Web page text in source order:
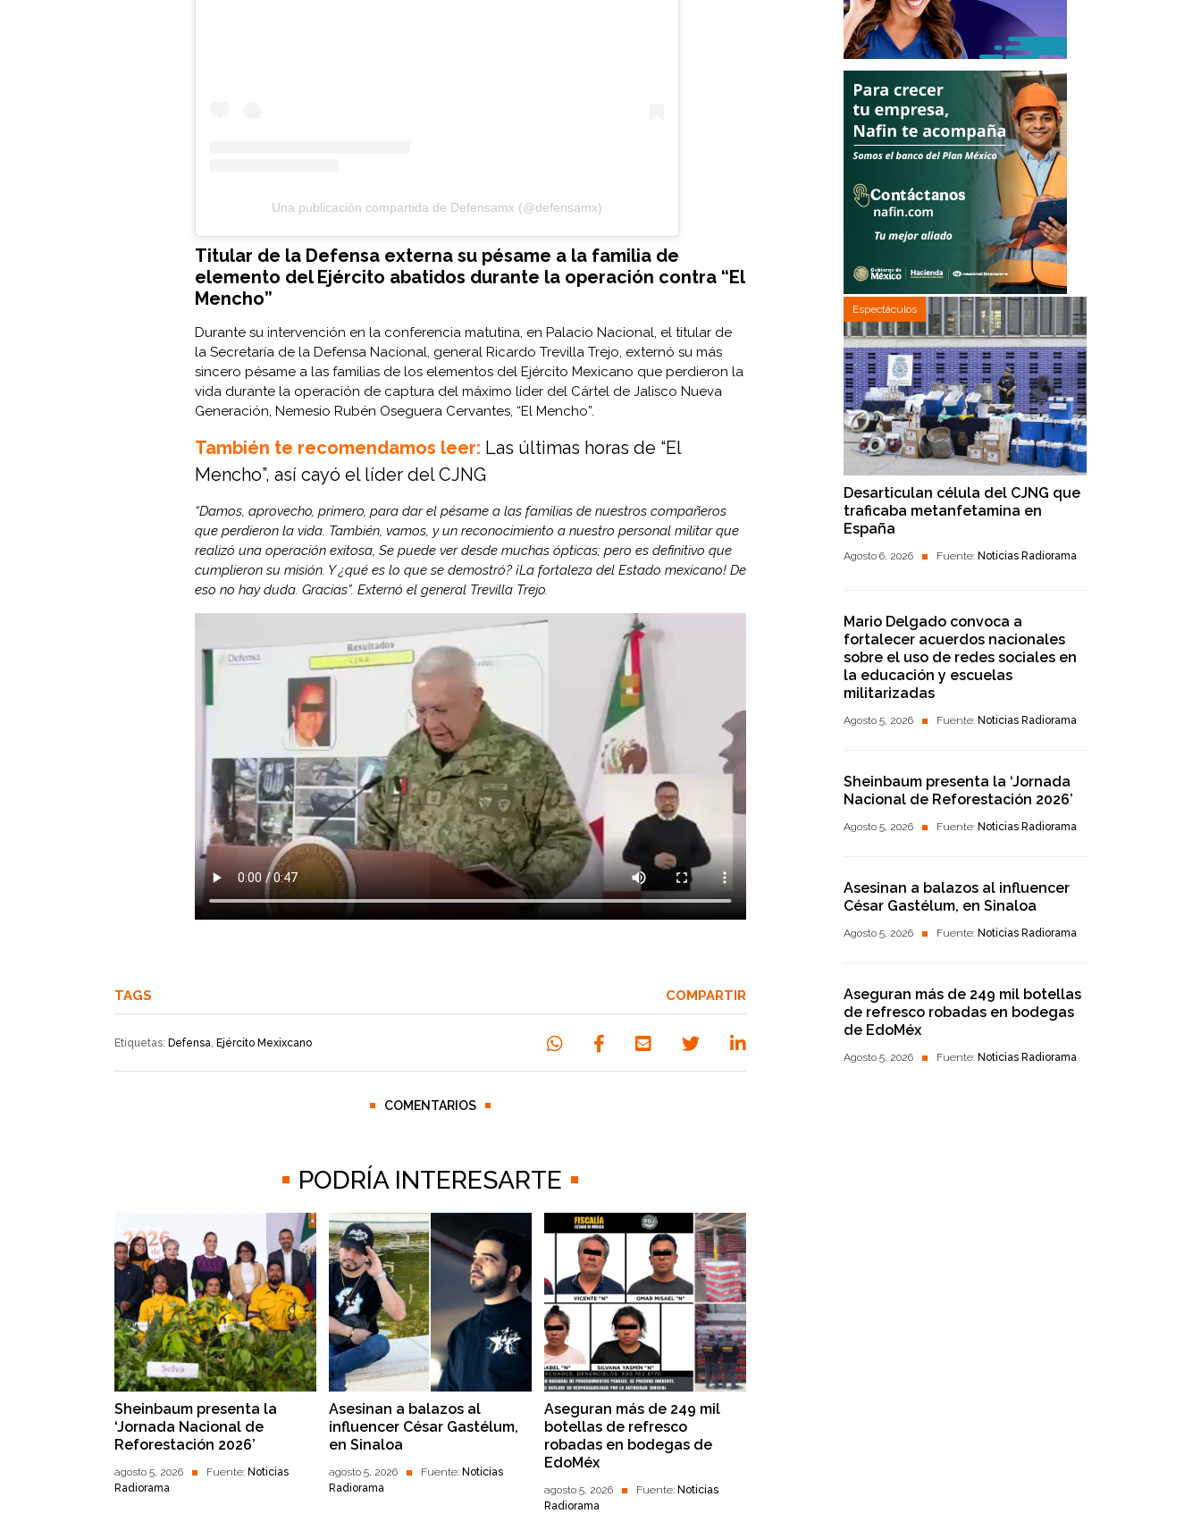
Una publicación compartida de Defensamx (@defensamx)
Titular de la Defensa externa su pésame a la familia de
elemento del Ejército abatidos durante la operación contra “El
Mencho”
Durante su intervención en la conferencia matutina, en Palacio Nacional, el titular de
la Secretaría de la Defensa Nacional, general Ricardo Trevilla Trejo, externó su más
sincero pésame a las familias de los elementos del Ejército Mexicano que perdieron la
vida durante la operación de captura del máximo líder del Cártel de Jalisco Nueva
Generación, Nemesio Rubén Oseguera Cervantes, “El Mencho”.
También te recomendamos leer: Las últimas horas de “El
Mencho”, así cayó el líder del CJNG
“Damos, aprovecho, primero, para dar el pésame a las familias de nuestros compañeros
que perdieron la vida. También, vamos, y un reconocimiento a nuestro personal militar que
realizó una operación exitosa, Se puede ver desde muchas ópticas; pero es definitivo que
cumplieron su misión. Y ¿qué es lo que se demostró? ¡La fortaleza del Estado mexicano! De
eso no hay duda. Gracias”. Externó el general Trevilla Trejo.
TAGS
Etiquetas: Defensa Ejército Mexixcano
COMPARTIR
COMENTARIOS
PODRÍA INTERESARTE
Sheinbaum presenta la
‘Jornada Nacional de
Reforestación 2026’
agosto 5, 2026 Fuente: Noticias
Radiorama
Asesinan a balazos al
influencer César Gastélum,
en Sinaloa
agosto 5, 2026 Fuente:Noticias
Radiorama
Aseguran más de 249 mil
botellas de refresco
robadas en bodegas de
EdoMéx
agosto 5, 2026 Fuente: Noticias
Radiorama
Espectáculos
Desarticulan célula del CJNG que
traficaba metanfetamina en
España
Agosto 6, 2026 Fuente: Noticias Radiorama
Mario Delgado convoca a
fortalecer acuerdos nacionales
sobre el uso de redes sociales en
la educación y escuelas
militarizadas
Agosto 5, 2026 Fuente: Noticias Radiorama
Sheinbaum presenta la ‘Jornada
Nacional de Reforestación 2026’
Agosto 5, 2026 Fuente: Noticias Radiorama
Asesinan a balazos al influencer
César Gastélum, en Sinaloa
Agosto 5, 2026 Fuente: Noticias Radiorama
Aseguran más de 249 mil botellas
de refresco robadas en bodegas
de EdoMéx
Agosto 5, 2026 Fuente: Noticias Radiorama